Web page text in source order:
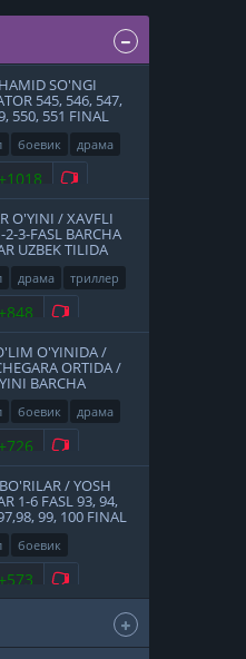
SO'NGI
545, 546, 547,
550, 551 FINAL
UZBEK TILIDA
боевик
драма
2017
Не нравится
O'YINI / XAVFLI
3-FASL BARCHA
UZBEK TILIDA
драма
триллер
Не нравится
O'YINIDA /
ORTIDA /
BARCHA
UZBEK TILIDA
боевик
драма
Япония
Не нравится
/ YOSH
1-6 FASL 93, 94,
99, 100 FINAL
UZBEK TILIDA
боевик
драма
Не нравится